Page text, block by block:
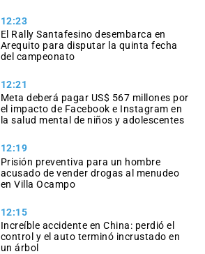
12:23
El Rally Santafesino desembarca en
Arequito para disputar la quinta fecha
del campeonato
12:21
Meta deberá pagar US$ 567 millones por
el impacto de Facebook e Instagram en
la salud mental de niños y adolescentes
12:19
Prisión preventiva para un hombre
acusado de vender drogas al menudeo
en Villa Ocampo
12:15
Increíble accidente en China: perdió el
control y el auto terminó incrustado en
un árbol